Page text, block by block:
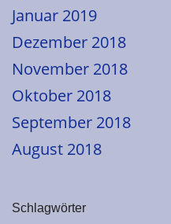
Januar 2019
Dezember 2018
November 2018
Oktober 2018
September 2018
August 2018
Schlagwörter